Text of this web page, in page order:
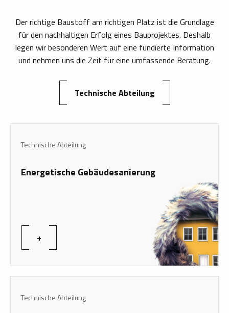
Der richtige Baustoff am richtigen Platz ist die Grundlage
für den nachhaltigen Erfolg eines Bauprojektes. Deshalb
legen wir besonderen Wert auf eine fundierte Information
und nehmen uns die Zeit für eine umfassende Beratung.
Technische Abteilung
Technische Abteilung
Energetische Gebäudesanierung
+
Technische Abteilung